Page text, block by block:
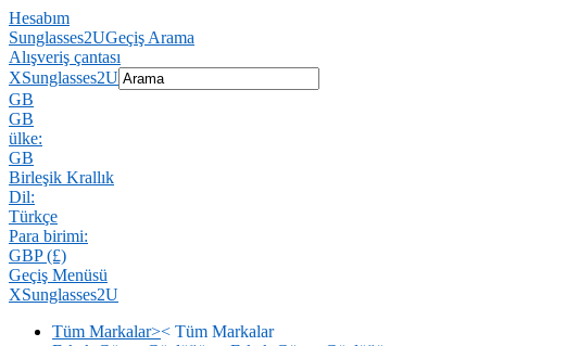
Hesabım
Sunglasses2UGeçiş Arama
Alışveriş çantası
XSunglasses2U
GB
GB
ülke:
GB
Birleşik Krallık
Dil:
Türkçe
Para birimi:
GBP (£)
Geçiş Menüsü
XSunglasses2U
Tüm Markalar>< Tüm Markalar